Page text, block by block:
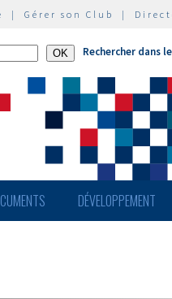
| Gérer son Club |
Rechercher dans
DÉVELOPPEMENT